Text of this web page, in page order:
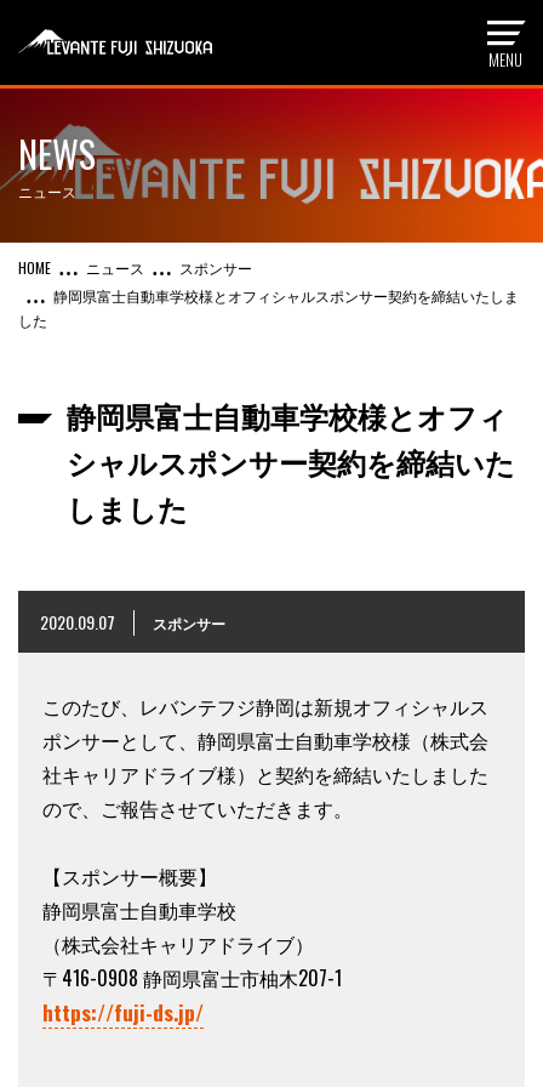
NEWS
ニュース
ニュース
スポンサー
静岡県富士自動車学校様とオフィシャルスポンサー契約を締結いたしま
した
静岡県富士自動車学校様とオフィ
シャルスポンサー契約を締結いた
しました
2020.09.07 スポンサー
このたび、レバンテフジ静岡は新規オフィシャルス
ポンサーとして、静岡県富士自動車学校様（株式会
社キャリアドライブ様）と契約を締結いたしました
ので、ご報告させていただきます。
【スポンサー概要】
静岡県富士自動車学校
（株式会社キャリアドライブ）
〒416-0908 静岡県富士市柚木207-1
https://fuji-ds.jp/